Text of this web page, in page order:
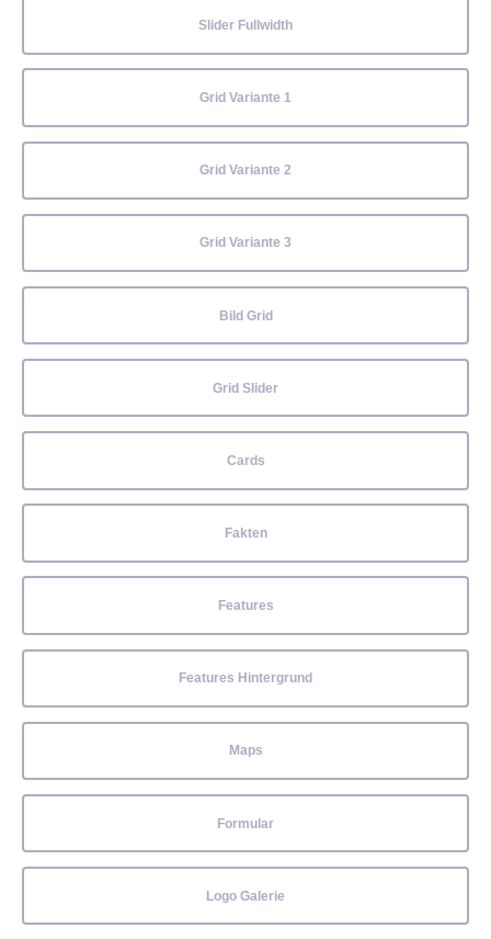
Slider Fullwidth
Grid Variante 1
Grid Variante 2
Grid Variante 3
Bild Grid
Grid Slider
Cards
Fakten
Features
Features Hintergrund
Maps
Formular
Logo Galerie